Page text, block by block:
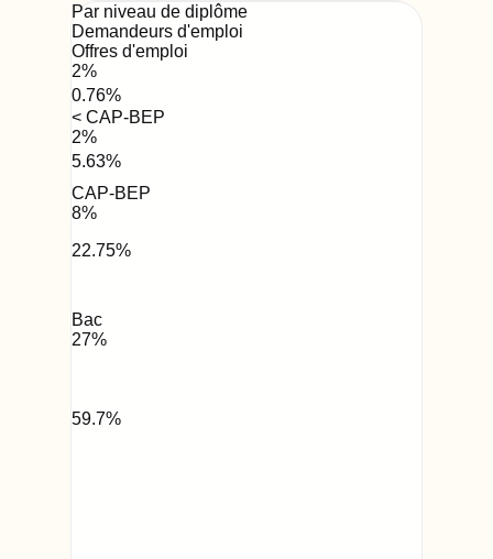
Par niveau de diplôme
Demandeurs d'emploi
Offres d'emploi
2%
0.76%
< CAP-BEP
2%
5.63%
CAP-BEP
8%
22.75%
Bac
27%
59.7%